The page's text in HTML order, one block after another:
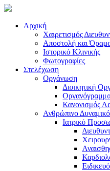
Αρχική
Χαιρετισμός
Αποστολή και
Ιστορικό Κλινικής
Φωτογραφίες
Στελέχωση
Οργάνωση
Διοικητική
Κανονισμός
Ανθρώπινο Δυναμικό
Ιατρικό